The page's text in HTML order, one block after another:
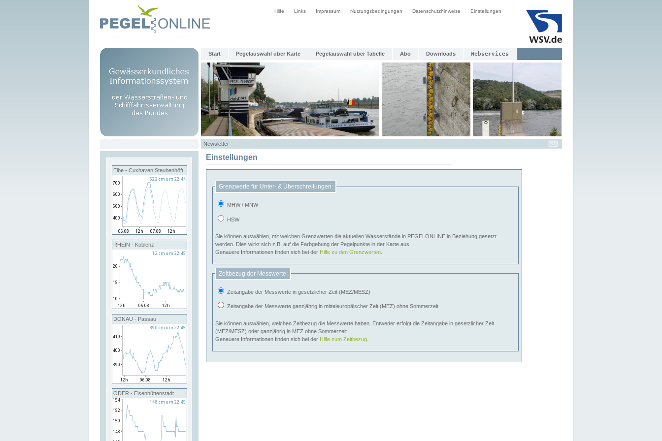
Hilfe Links Impressum Nutzungsbedingungen Datenschutzhinweise Einstellungen
Start Pegelauswahl über Karte Pegelauswahl über Tabelle Abo Downloads Webservices
Newsletter
Elbe - Cuxhaven Steubenhöft
RHEIN - Koblenz
DONAU - Passau
ODER - Eisenhüttenstadt
Einstellungen
Grenzwerte für Unter- & Überschreitungen:
MHW / MNW
HSW
Sie können auswählen, mit welchen Grenzwerten die aktuellen Wasserstände in PEGELONLINE in Beziehung gesetzt
werden. Dies wirkt sich z.B. auf die Farbgebung der Pegelpunkte in der Karte aus.
Genauere Informationen finden sich bei der Hilfe zu den Grenzwerten
Zeitbezug der Messwerte:
Zeitangabe der Messwerte in gesetzlicher Zeit (MEZ/MESZ)
Zeitangabe der Messwerte ganzjährig in mitteleuropäischer Zeit (MEZ) ohne Sommerzeit
Sie können auswählen, welchen Zeitbezug die Messwerte haben. Entweder erfolgt die Zeitangabe in gesetzlicher Zeit
(MEZ/MESZ) oder ganzjährig in MEZ ohne Sommerzeit.
Genauere Informationen finden sich bei der Hilfe zum Zeitbezug